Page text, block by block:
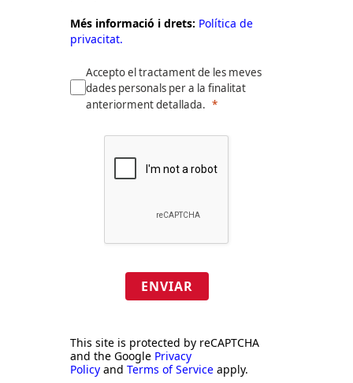
Més informació i drets: Política de
privacitat.
Accepto el tractament de les meves
dades personals per a la finalitat
anteriorment detallada.
ENVIAR
This site is protected by reCAPTCHA
and the Google Privacy
Policy and Terms of Service apply.